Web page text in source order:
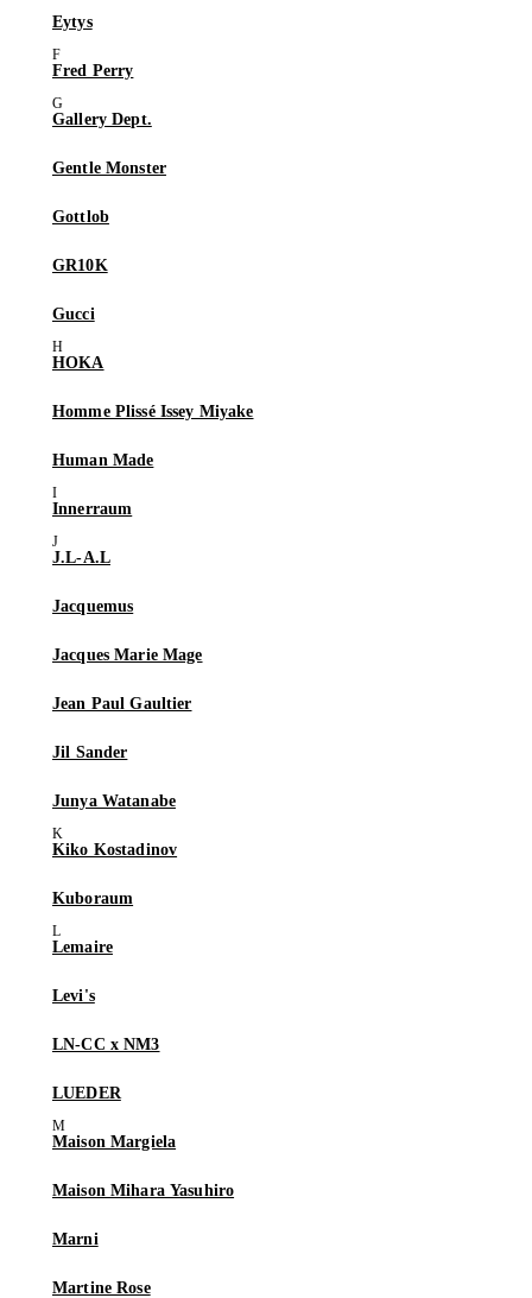
Eytys
Fred Perry
Gallery Dept.
Gentle Monster
Gottlob
GR10K
Gucci
HOKA
Homme Plissé Issey Miyake
Human Made
Innerraum
J.L-A.L
Jacquemus
Jacques Marie Mage
Jean Paul Gaultier
Jil Sander
Junya Watanabe
Kiko Kostadinov
Kuboraum
Lemaire
Levi's
LN-CC x NM3
LUEDER
Maison Margiela
Maison Mihara Yasuhiro
Marni
Martine Rose